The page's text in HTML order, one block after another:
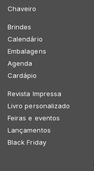
Chaveiro
Brindes
Calendário
Embalagens
Agenda
Cardápio
Revista Impressa
Livro personalizado
Feiras e eventos
Lançamentos
Black Friday